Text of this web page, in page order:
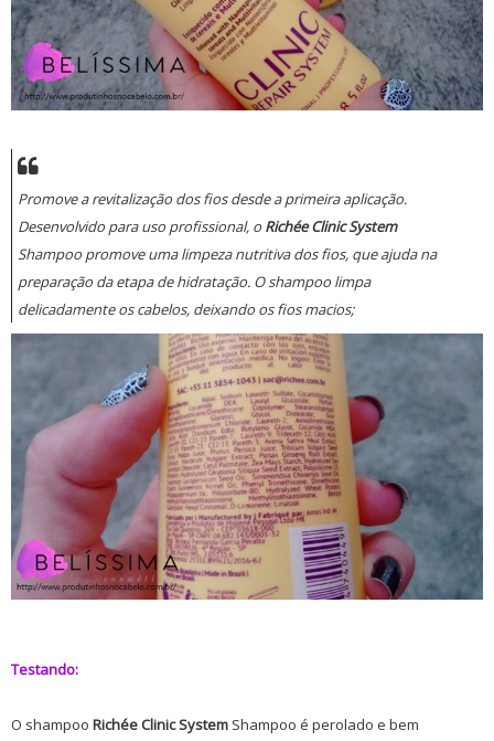
Promove a revitalização dos fios desde a primeira aplicação.
Desenvolvido para uso profissional, o Richée Clinic System
Shampoo promove uma limpeza nutritiva dos fios, que ajuda na
preparação da etapa de hidratação. O shampoo limpa
delicadamente os cabelos, deixando os fios macios;
Testando:
O shampoo Richée Clinic System Shampoo é perolado e bem